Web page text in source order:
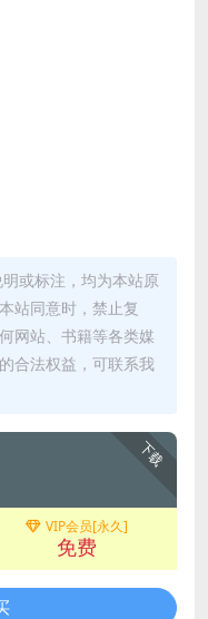
或标注，均为本站原
站同意时，禁止复
网站、书籍等各类媒
合法权益，可联系我
下载
VIP会员[永久]
免费